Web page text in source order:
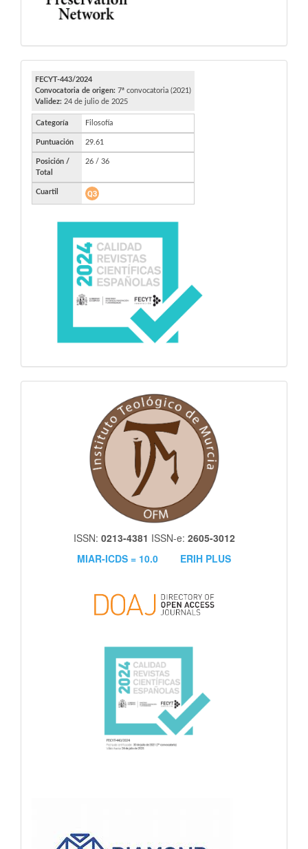
FECYT
ISSN: 0213-4381 ISSN-e: 2605-3012
MIAR-ICDS = 10.0
ERIH PLUS